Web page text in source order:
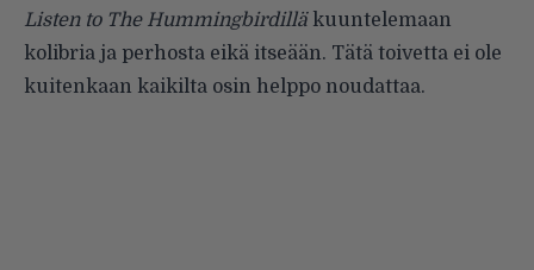
Listen to The Hummingbirdillä kuuntelemaan
kolibria ja perhosta eikä itseään. Tätä toivetta ei ole
kuitenkaan kaikilta osin helppo noudattaa.